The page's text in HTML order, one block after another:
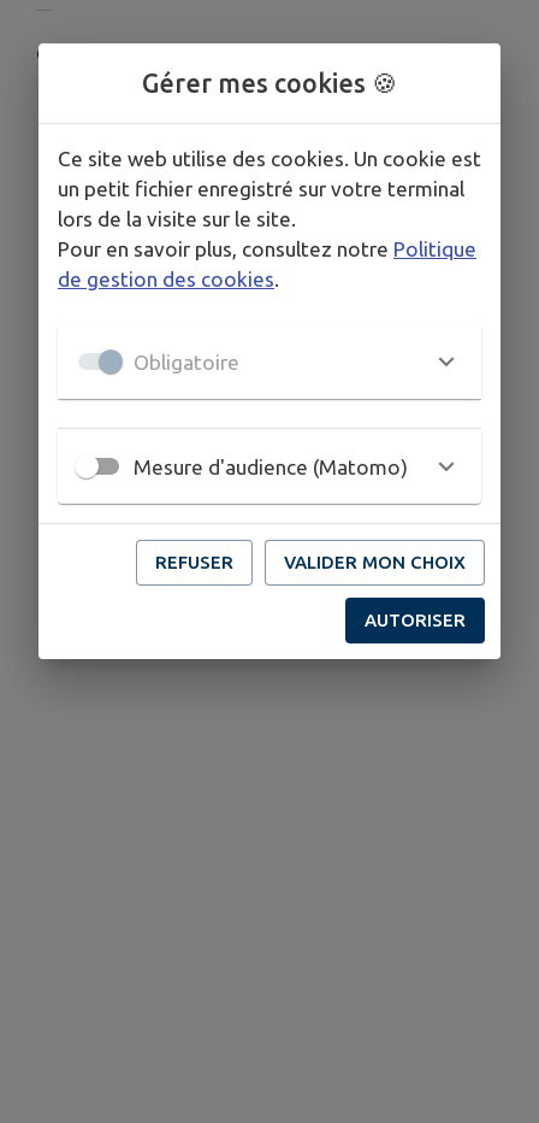
COORDONNÉES
2 Rue de Veyries, Casteljaloux 47700
05 53 93 01 67
Gérer mes cookies 🍪
Ce site web utilise des cookies. Un cookie est
un petit fichier enregistré sur votre terminal
lors de la visite sur le site.
Pour en savoir plus, consultez notre Politique
de gestion des cookies.
Obligatoire
Mesure d'audience (Matomo)
REFUSER VALIDER MON CHOIX
AUTORISER